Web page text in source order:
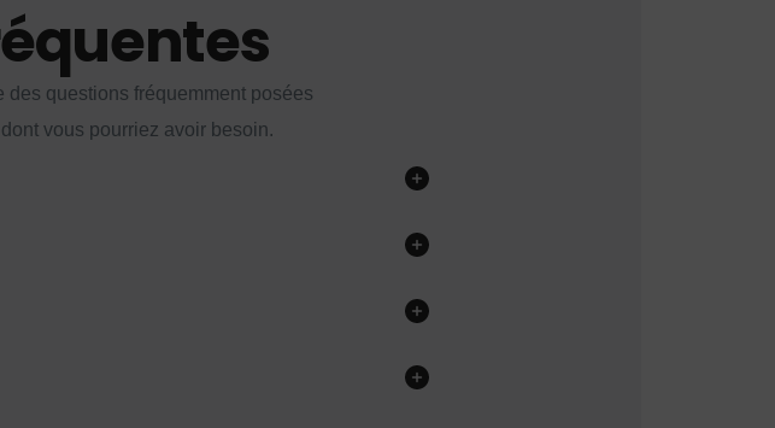
questions fréquemment posées
vous pourriez avoir besoin.